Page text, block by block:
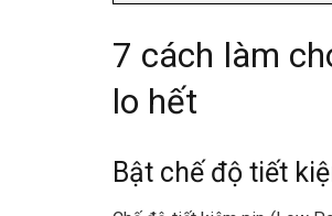
7 cách làm
lo hết
Bật chế độ tiết